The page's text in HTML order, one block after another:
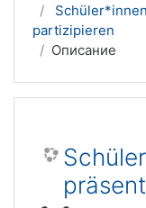
partizipieren
Описание